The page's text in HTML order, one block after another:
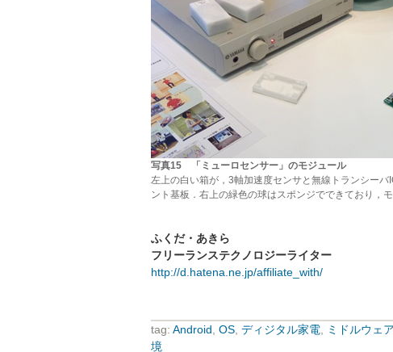
写真15 「ミューロセンサー」のモジュール
左上の白い箱が，3軸加速度センサと無線トランシー
ント基板．右上の緑色の球はスポンジでできており，
ふくだ・あきら
フリーランステクノロジーライター
http://d.hatena.ne.jp/affiliate_with/
tag: Android OS ディジタル家電 ミドルウェア
境